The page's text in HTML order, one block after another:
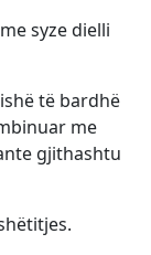
syze dielli
të bardhë
me
gjithashtu